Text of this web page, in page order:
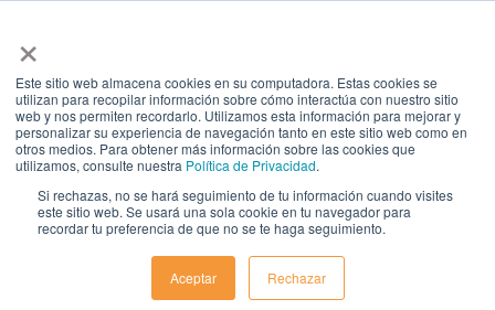
×
Este sitio web almacena cookies en su computadora. Estas cookies se
utilizan para recopilar información sobre cómo interactúa con nuestro sitio
web y nos permiten recordarlo. Utilizamos esta información para mejorar y
personalizar su experiencia de navegación tanto en este sitio web como en
otros medios. Para obtener más información sobre las cookies que
utilizamos, consulte nuestra Política de Privacidad.
Si rechazas, no se hará seguimiento de tu información cuando visites
este sitio web. Se usará una sola cookie en tu navegador para
recordar tu preferencia de que no se te haga seguimiento.
Aceptar Rechazar
Políticas de privacidad
Confidencialidad de la
Información